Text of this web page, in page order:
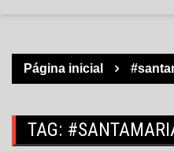
Página inicial
TAG: